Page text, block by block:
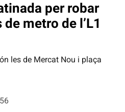
per robar
metro de l’L1
les de Mercat Nou i plaça